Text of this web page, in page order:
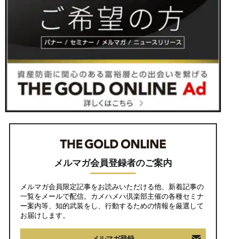
メルマガ会員登録者のご案内
メルマガ会員限定記事をお読みいただける他、新着記事の
一覧をメールで配信。カメハメハ倶楽部主催の各種セミナ
ー案内等、知的武装をし、行動するための情報を厳選して
お届けします。